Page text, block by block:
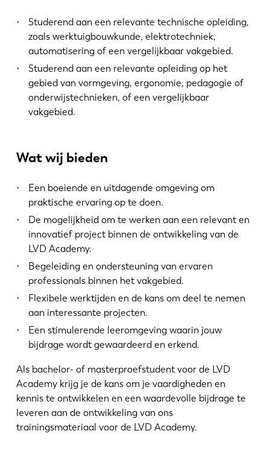
Studerend aan een relevante technische opleiding,
zoals werktuigbouwkunde, elektrotechniek,
automatisering of een vergelijkbaar vakgebied.
Studerend aan een relevante opleiding op het
gebied van vormgeving, ergonomie, pedagogie of
onderwijstechnieken, of een vergelijkbaar
vakgebied.
Wat wij bieden
Een boeiende en uitdagende omgeving om
praktische ervaring op te doen.
De mogelijkheid om te werken aan een relevant en
innovatief project binnen de ontwikkeling van de
LVD Academy.
Begeleiding en ondersteuning van ervaren
professionals binnen het vakgebied.
Flexibele werktijden en de kans om deel te nemen
aan interessante projecten.
Een stimulerende leeromgeving waarin jouw
bijdrage wordt gewaardeerd en erkend.
Als bachelor- of masterproefstudent voor de LVD
Academy krijg je de kans om je vaardigheden en
kennis te ontwikkelen en een waardevolle bijdrage te
leveren aan de ontwikkeling van ons
trainingsmateriaal voor de LVD Academy.
EN NL
FR
DE
ES
PL SK
KO CN